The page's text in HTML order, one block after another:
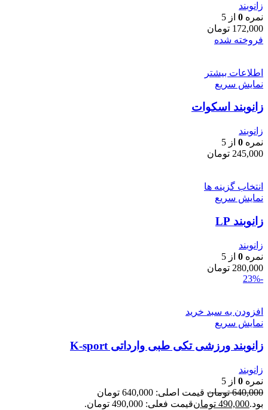
زانوبند
نمره 0 از 5
172,000 تومان
فروخته شده
اطلاعات بیشتر
نمایش سریع
زانوبند اسکوات
زانوبند
نمره 0 از 5
245,000 تومان
انتخاب گزینه ها
نمایش سریع
زانوبند LP
زانوبند
نمره 0 از 5
280,000 تومان
-23%
افزودن به سبد خرید
نمایش سریع
زانوبند ورزشی تکی طبی وارداتی K-sport
زانوبند
نمره 0 از 5
640,000 تومان
قیمت اصلی: 640,000 تومان
بود.490,000 تومانقیمت فعلی: 490,000 تومان.